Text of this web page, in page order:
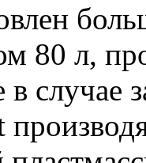
80 л,
случае